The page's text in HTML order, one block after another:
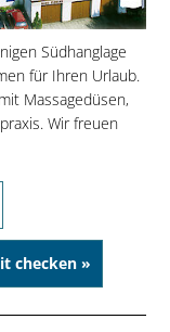
Südhanglage
für Ihren Urlaub.
Massagedüsen,
Wir freuen
checken »